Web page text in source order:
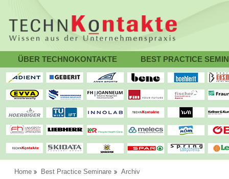
ÜBER TECHNOKONTAKTE BEST PRACTICE
Home Best Practice Seminare Archiv